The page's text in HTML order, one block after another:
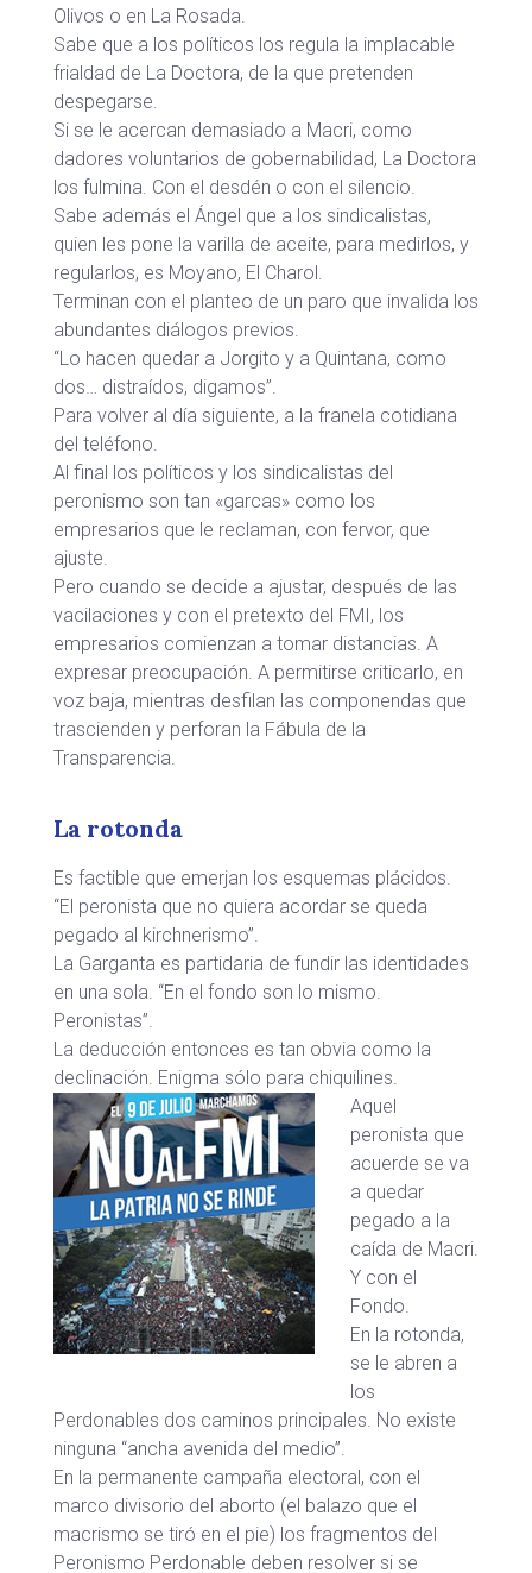
Olivos o en La Rosada.
Sabe que a los políticos los regula la implacable
frialdad de La Doctora, de la que pretenden
despegarse.
Si se le acercan demasiado a Macri, como
dadores voluntarios de gobernabilidad, La Doctora
los fulmina. Con el desdén o con el silencio.
Sabe además el Ángel que a los sindicalistas,
quien les pone la varilla de aceite, para medirlos, y
regularlos, es Moyano, El Charol.
Terminan con el planteo de un paro que invalida los
abundantes diálogos previos.
“Lo hacen quedar a Jorgito y a Quintana, como
dos… distraídos, digamos”.
Para volver al día siguiente, a la franela cotidiana
del teléfono.
Al final los políticos y los sindicalistas del
peronismo son tan «garcas» como los
empresarios que le reclaman, con fervor, que
ajuste.
Pero cuando se decide a ajustar, después de las
vacilaciones y con el pretexto del FMI, los
empresarios comienzan a tomar distancias. A
expresar preocupación. A permitirse criticarlo, en
voz baja, mientras desfilan las componendas que
trascienden y perforan la Fábula de la
Transparencia.
La rotonda
Es factible que emerjan los esquemas plácidos.
“El peronista que no quiera acordar se queda
pegado al kirchnerismo”.
La Garganta es partidaria de fundir las identidades
en una sola. “En el fondo son lo mismo.
Peronistas”.
La deducción entonces es tan obvia como la
declinación. Enigma sólo para chiquilines.
Aquel
peronista que
acuerde se va
a quedar
pegado a la
caída de Macri.
Y con el
Fondo.
En la rotonda,
se le abren a
los
Perdonables dos caminos principales. No existe
ninguna “ancha avenida del medio”.
En la permanente campaña electoral, con el
marco divisorio del aborto (el balazo que el
macrismo se tiró en el pie) los fragmentos del
Peronismo Perdonable deben resolver si se